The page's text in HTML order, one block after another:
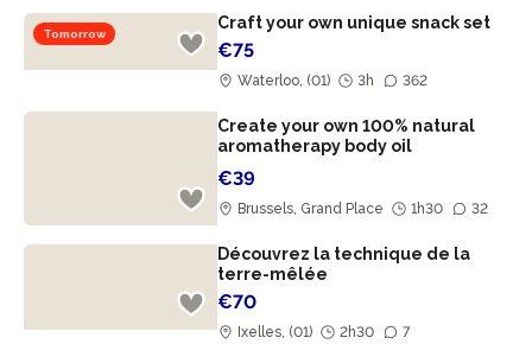
Tomorrow
Craft your own unique snack set
€75
Waterloo, (01) 3h 362
Create your own 100% natural
aromatherapy body oil
€39
Brussels, Grand Place 1h30 32
Découvrez la technique de la
terre-mêlée
€70
Ixelles, (01) 2h30 7